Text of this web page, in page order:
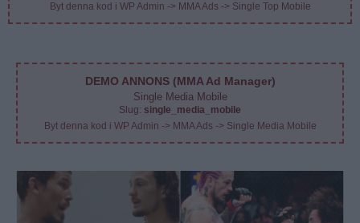
Byt denna kod i WP Admin -> MMA Ads -> Single Top Mobile
DEMO ANNONS (MMA Ad Manager)
Single Media Mobile
Slug: single_media_mobile
Byt denna kod i WP Admin -> MMA Ads -> Single Media Mobile